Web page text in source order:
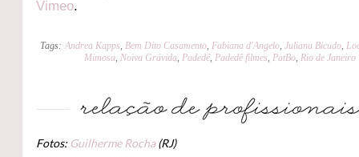
Vimeo.
Tags: Andrea Kapps, Bem Dito Casamento, Fabiana d'Angelo, Juliana Bicudo,
Mimosa,Noiva Grávida,Padedê,Padedê filmes,PatBo,Rio de Janeiro
Fotos: Guilherme Rocha(RJ)